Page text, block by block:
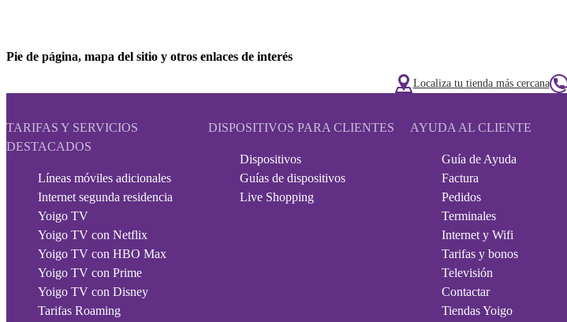
Pie de página, mapa del sitio y otros enlaces de interés
Localiza tu tienda más cercana
TARIFAS Y SERVICIOS
DESTACADOS
Líneas móviles adicionales
Internet segunda residencia
Yoigo TV
Yoigo TV con Netflix
Yoigo TV con HBO Max
Yoigo TV con Prime
Yoigo TV con Disney
Tarifas Roaming
DISPOSITIVOS PARA CLIENTES
Dispositivos
Guías de dispositivos
Live Shopping
AYUDA AL CLIENTE
Guía de Ayuda
Factura
Pedidos
Terminales
Internet y Wifi
Tarifas y bonos
Televisión
Contactar
Tiendas Yoigo